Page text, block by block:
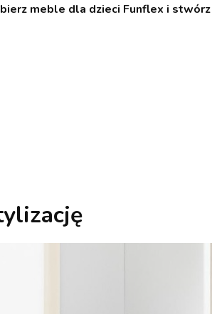
meble dla dzieci Funflex i